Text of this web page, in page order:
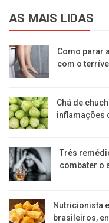
AS MAIS LIDAS
Como parar
com o
Chá de
inflamações
Três
combater o
Nutricionista
brasileiros,